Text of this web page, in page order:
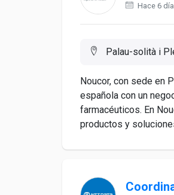
Hace 6
Palau-solità i
Noucor, con sede en
española con un
farmacéuticos. En
productos y